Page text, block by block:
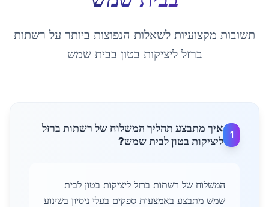
תשובות מקצועיות לשאלות הנפוצות ביותר על רשתות
ברזל ליציקות בטון בבית שמש
1
איך מתבצע תהליך המשלוח של רשתות ברזל
ליציקות בטון לבית שמש?
המשלוח של רשתות ברזל ליציקות בטון לבית
שמש מתבצע באמצעות ספקים בעלי ניסיון בשינוע